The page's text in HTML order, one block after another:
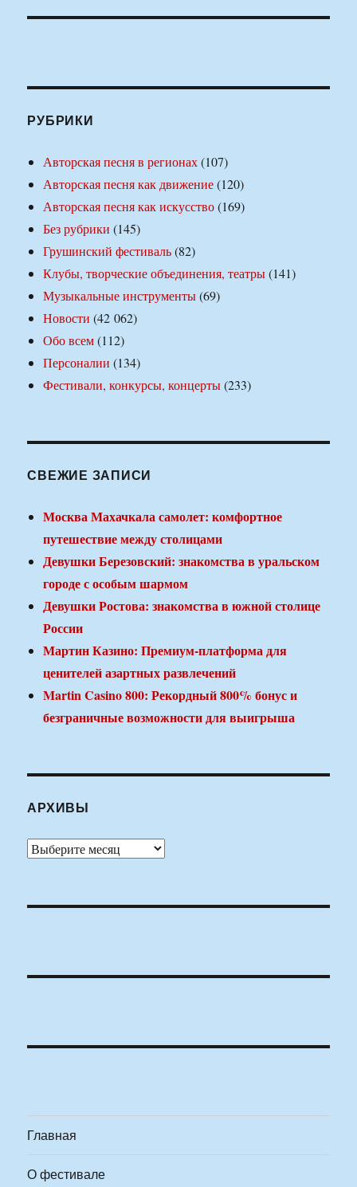
РУБРИКИ
Авторская песня в регионах(107)
Авторская песня как движение(120)
Авторская песня как искусство(169)
Без рубрики (145)
Грушинский фестиваль(82)
Клубы, творческие объединения, театры(141)
Музыкальные инструменты(69)
Новости (42 062)
Обо всем(112)
Персоналии (134)
Фестивали, конкурсы, концерты(233)
СВЕЖИЕ ЗАПИСИ
Москва Махачкала самолет: комфортное
путешествие между столицами
Девушки Березовский: знакомства в уральском
городе с особым шармом
Девушки Ростова: знакомства в южной столице
России
Мартин Казино: Премиум-платформа для
ценителей азартных развлечений
Martin Casino 800: Рекордный 800% бонус и
безграничные возможности для выигрыша
АРХИВЫ
Архивы
Главная
О фестивале